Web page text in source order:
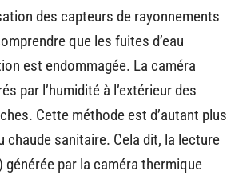
des capteurs de rayonnements
que les fuites d’eau
est endommagée. La caméra
par l’humidité à l’extérieur des
Cette méthode est d’autant plus
sanitaire. Cela dit, la lecture
par la caméra thermique